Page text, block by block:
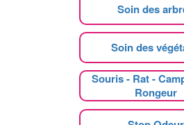
Soin des
Soin des
Souris - Rat -
Rongeur